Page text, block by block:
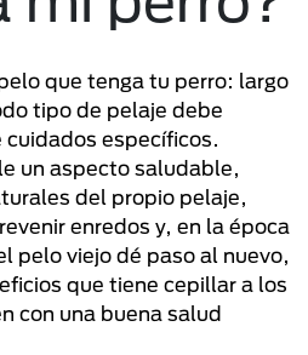
que tenga tu perro: largo
tipo de pelaje debe
específicos.
un aspecto saludable,
del propio pelaje,
enredos y, en la época
pelo viejo dé paso al nuevo,
que tiene cepillar a los
con una buena salud